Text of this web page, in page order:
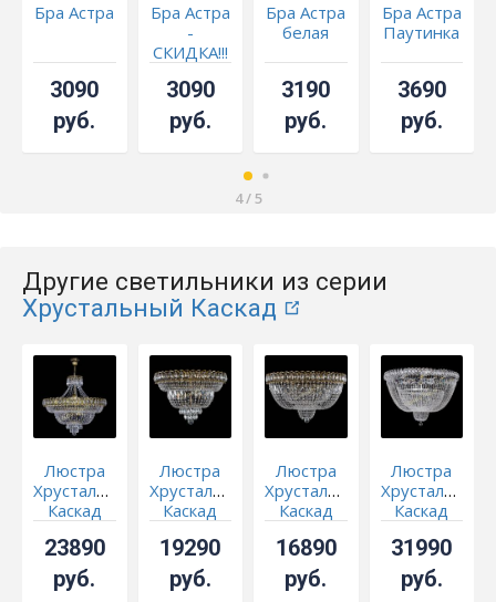
Бра Астра
3090
руб.
Бра Астра
-
СКИДКА!!!
3090
руб.
Бра Астра
белая
3190
руб.
Бра Астра
Паутинка
3690
руб.
4/5
Другие светильники из серии
Хрустальный Каскад
Люстра
Хрустальный
Каскад
подвесом
под
бронзу
23890
руб.
Люстра
Хрустальный
Каскад
бронзу
19290
руб.
Люстра
Хрустальный
Каскад
журавлик
под
бронзу
16890
руб.
Люстра
Хрустальный
Каскад
мм
31990
руб.